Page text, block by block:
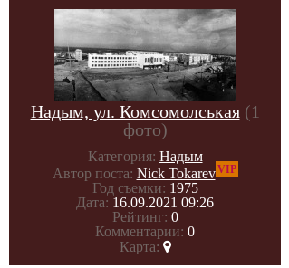
Надым, ул. Комсомолськая (1
фото)
Категория: Надым
Автор поста: Nick TokarevVIP
Год съемки: 1975
Дата: 16.09.2021 09:26
Рейтинг: 0
Комментарии: 0
Карта: